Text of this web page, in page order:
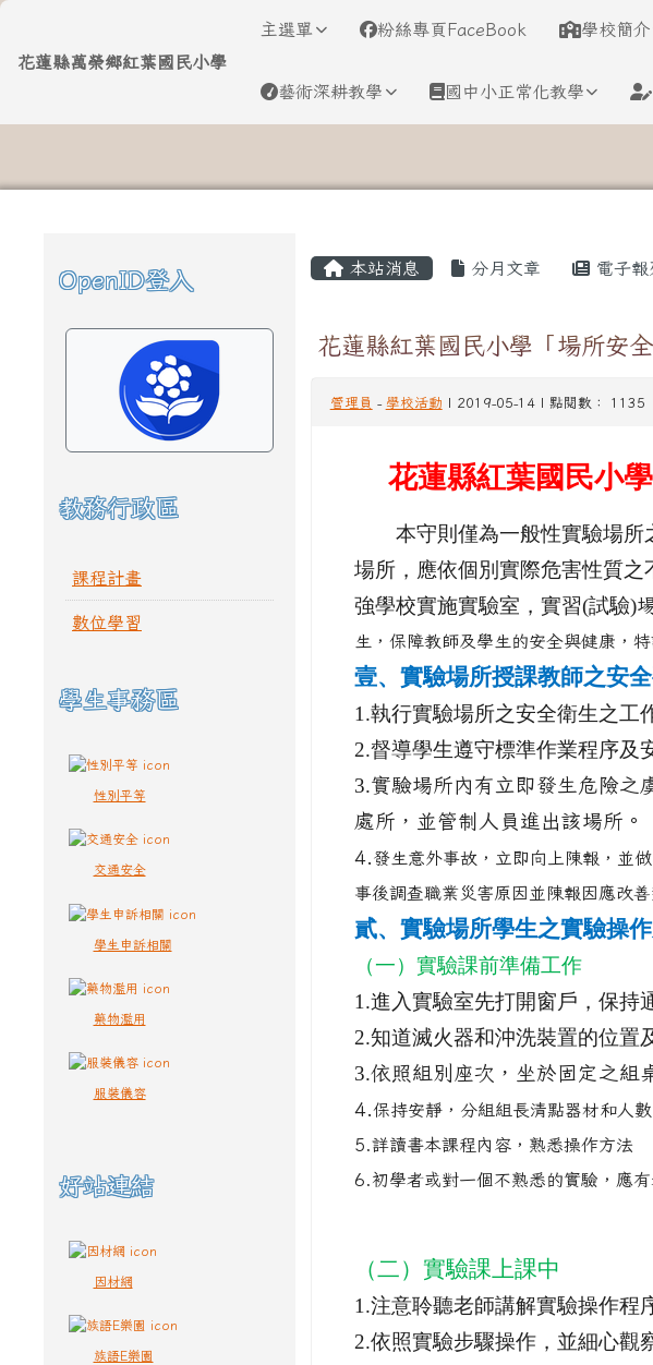
花蓮縣萬榮鄉紅葉國民小學
花蓮縣萬榮鄉紅葉國民小學
主選單 粉絲專頁FaceBook 學校簡介
藝術深耕教學 國中小正常化教學
左邊區域內容
OpenID登入
教務行政區
課程計畫
數位學習
學生事務區
性別平等
交通安全
學生申訴相關
藥物濫用
服裝儀容
好站連結
因材網
族語E樂園
主內容區域
本站消息 分月文章 電子報
花蓮縣紅葉國民小學「場所安全
管理員 - 學校活動 | 2019-05-14 | 點閱數： 1135
花蓮縣紅葉國民小
本守則僅為一般性實驗場所
場所，應依個別實際危害性質
強學校實施實驗室，實習(試驗)
生，保障教師及學生的安全與健康，特
壹、實驗場所授課教師之安
1.執行實驗場所之安全衛生之工
2.督導學生遵守標準作業程序及
3.實驗場所內有立即發生危險之
處所，並管制人員進出該場所。
4. 發生意外事故，立即向上陳報，並
事後調查職業災害原因並陳報因應改善
貳、實驗場所學生之實驗操
（一）實驗課前準備工作
1.進入實驗室先打開窗戶，保持
2.知道滅火器和沖洗裝置的位置
3.依照組別座次，坐於固定之組
4.保持安靜，分組組長清點器材和人數
5.詳讀書本課程內容，熟悉操作方法
6.初學者或對一個不熟悉的實驗，應有
（二）實驗課上課中
1.注意聆聽老師講解實驗操作程
2.依照實驗步驟操作，並細心觀